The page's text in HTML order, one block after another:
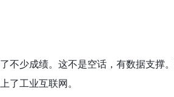
不少成绩。这不是空话，有数据支撑
了工业互联网。